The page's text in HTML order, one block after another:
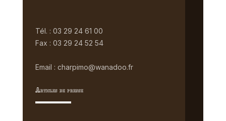
Tél. : 03 29 24 61 00
Fax : 03 29 24 52 54
Email : charpimo@wanadoo.fr
Articles de presse